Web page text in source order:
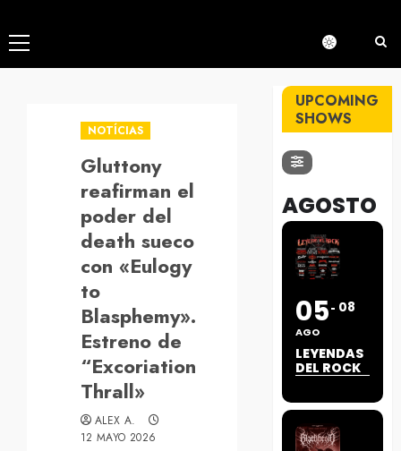
Menú
principal
NOTÍCIAS
Gluttony
reafirman el
poder del
death sueco
con «Eulogy
to
Blasphemy».
Estreno de
“Excoriation
Thrall»
ALEX A.
12 MAYO 2026
UPCOMING
SHOWS
AGOSTO
05
AGO
08
LEYENDAS
DEL ROCK